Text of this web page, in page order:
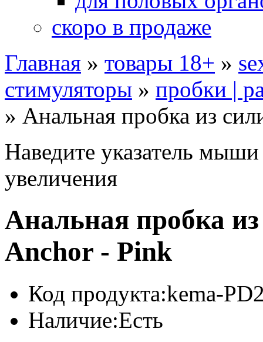
скоро в продаже
Главная » товары 18+ »
стимуляторы » пробки |
» Анальная пробка из
Наведите указатель
увеличения
Анальная пробка
Anchor - Pink
Код продукта:kema-
Наличие:Есть